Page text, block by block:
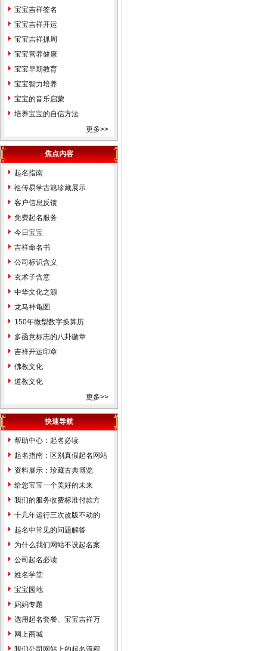
木齐克拉玛依石河子香港台湾
宝宝婴儿孩子公司起名
字算命姓名测试打分
起名测名易经周易改名取名字
楼盘小区命名风水布局策划
学培训书籍光盘
四柱八字看手相面相八卦六爻
紫微斗数公司家庭风水调理星
相命理运程占卜起名改名周易
易经姓名学星座奇门遁甲太乙
测字解梦宝宝取名起名免费起
名免费在线改名算命解梦八字
排盘手机号码吉凶。
天津市和平河东河西河北红
桥南开西青东丽北辰津南武清
宝坻大港塘沽滨海新区蓟县宁
河静海县，起名的名家。婴儿
宝宝个人孩子公司起名取名起
名字取名字改名字命名策划设
计预测算命择吉风水商标注册
品牌设计找玄术子先生没错！
中国起名改名大全中国地名
大全北京市东城区西城区崇文
区宣武区朝阳区海淀区丰台区
房山区通州区顺义区昌平区大
兴区怀柔区平谷区密云县延庆
县门头沟区石景山区天津市和
平区河东区河西区南开区河北
区红桥区塘沽区汉沽区大港区
东丽区西青区北辰区津南区武
清区宝坻区静海县蓟县滨海新
区河北省石家庄市张家口市承
德市保定市沧州市唐山市邢台
市邯郸市衡水市秦皇岛市廊坊
市辛集市藁城市晋州市新乐市
鹿泉市遵化市迁安市武安市南
宫市沙河市涿州市定州市安国
市泊头市任丘市黄骅市河间市
霸州市三河市冀州市深州市高
碑店市山西省太原市古交市大
同市阳泉市长治市潞城市晋城
市高平市朔州市晋中市介休市
运城市河津市永济市忻州市原
平市临汾市侯马市霍州市吕梁
宝宝吉祥签名
宝宝吉祥开运
宝宝吉祥抓周
宝宝营养健康
宝宝早期教育
宝宝智力培养
宝宝的音乐启蒙
培养宝宝的自信方法
更多>>
焦点内容
起名指南
祖传易学古籍珍藏展示
客户信息反馈
免费起名服务
今日宝宝
吉祥命名书
公司标识含义
玄术子含意
中华文化之源
龙马神龟图
150年微型数字换算历
多函意标志的八卦徽章
吉祥开运印章
佛教文化
道教文化
更多>>
快速导航
帮助中心：起名必读
起名指南：区别真假起名网站
资料展示：珍藏古典博览
给您宝宝一个美好的未来
我们的服务收费标准付款方
式...
十几年运行三次改版不动的
价...
起名中常见的问题解答
为什么我们网站不设起名案
例...
公司起名必读
姓名学堂
宝宝园地
妈妈专题
选用起名套餐、宝宝吉祥万
千...
网上商城
我们公司网站上的起名流程